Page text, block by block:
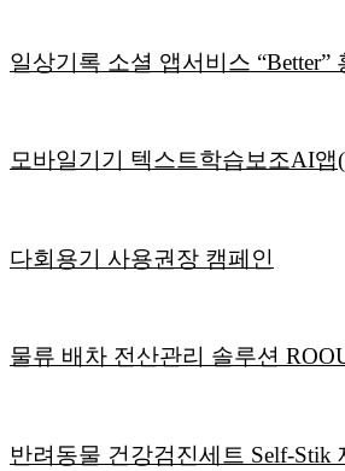
일상기록 소셜 앱서비스
모바일기기 텍스트학습보조AI앱
다회용기 사용권장 캠페인
물류 배차 전산관리 솔루션
반려동물 건강검진세트 Self-